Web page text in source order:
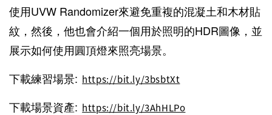
使用UVW Randomizer來避免重複的混凝土和木材貼
紋， 然後，他也會介紹一個用於照明的HDR圖像，並
展示如何使用圓頂燈來照亮場景。
下載練習場景: https://bit.ly/3bsbtXt
下載場景資產: https://bit.ly/3AhHLPo